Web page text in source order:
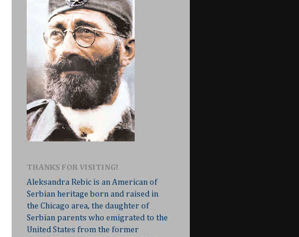
THANKS FOR VISITING!
Aleksandra Rebic is an American of
Serbian heritage born and raised in
the Chicago area, the daughter of
Serbian parents who emigrated to the
United States from the former